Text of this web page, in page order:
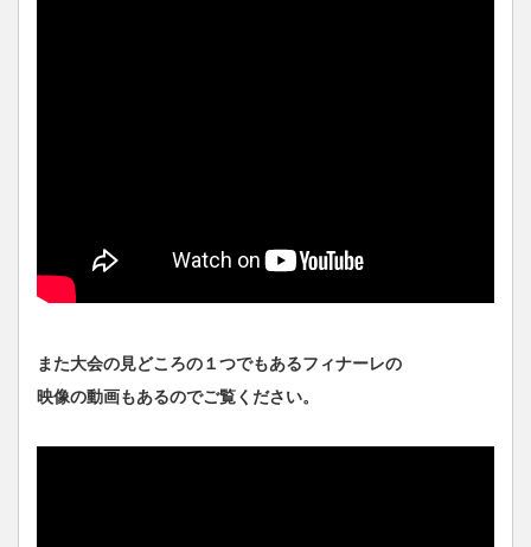
また大会の見どころの１つでもあるフィナーレの
映像の動画もあるのでご覧ください。